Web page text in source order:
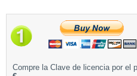
Compre la Clave de licencia por el